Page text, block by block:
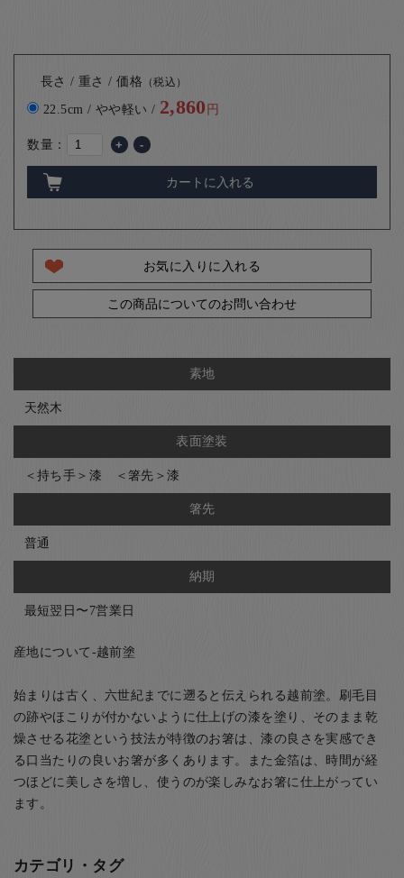
長さ / 重さ / 価格 （税込）
22.5cm / やや軽い / 2,860 円
数量： + -
カートに入れる
お気に入りに入れる
この商品についてのお問い合わせ
素地
天然木
表面塗装
＜持ち手＞漆 ＜箸先＞漆
箸先
普通
納期
最短翌日〜7営業日
産地について-越前塗
始まりは古く、六世紀までに遡ると伝えられる越前塗。刷毛目
の跡やほこりが付かないように仕上げの漆を塗り、そのまま乾
燥させる花塗という技法が特徴のお箸は、漆の良さを実感でき
る口当たりの良いお箸が多くあります。また金箔は、時間が経
つほどに美しさを増し、使うのが楽しみなお箸に仕上がってい
ます。
カテゴリ・タグ